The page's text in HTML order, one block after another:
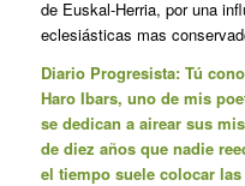
de Euskal-Herria, por una
eclesiásticas mas
Diario Progresista: Tú
Haro Ibars, uno de mis
se dedican a airear sus
de diez años que nadie
el tiempo suele colocar